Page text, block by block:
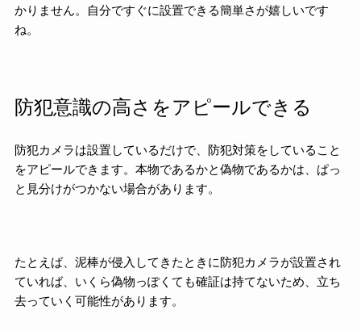
かりません。自分ですぐに設置できる簡単さが嬉しいです
ね。
防犯意識の高さをアピールできる
防犯カメラは設置しているだけで、防犯対策をしていること
をアピールできます。本物であるかと偽物であるかは、ぱっ
と見分けがつかない場合があります。
たとえば、泥棒が侵入してきたときに防犯カメラが設置され
ていれば、いくら偽物っぽくても確証は持てないため、立ち
去っていく可能性があります。